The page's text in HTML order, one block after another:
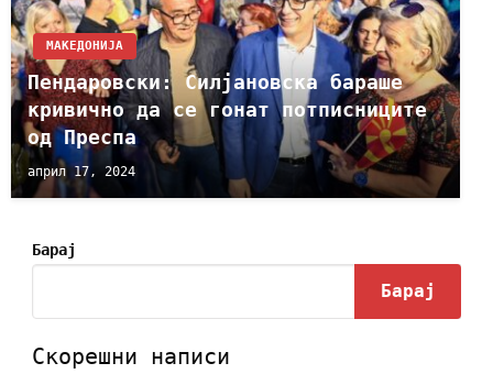
МАКЕДОНИЈА
Пендаровски: Силјановска бараше
кривично да се гонат потписниците
од Преспа
април 17, 2024
Барај
Барај
Скорешни написи